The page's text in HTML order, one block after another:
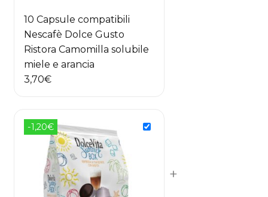
10 Capsule compatibili
Nescafè Dolce Gusto
Ristora Camomilla solubile
miele e arancia
3,70€
-1,20€
+